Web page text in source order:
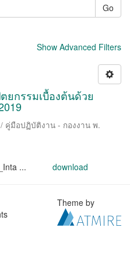
Go
Show Advanced Filters
ยกรรมเบื้องต้นด้วย
คู่มือปฏิบัติงาน - กองงาน พ.
... download
Theme by